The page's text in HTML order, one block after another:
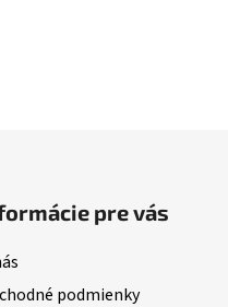
pre vás
podmienky